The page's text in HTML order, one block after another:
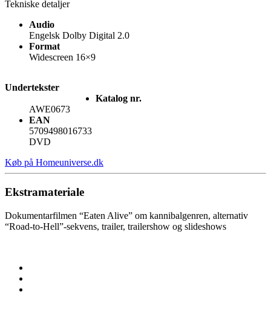
Tekniske detaljer
Audio
Engelsk Dolby Digital 2.0
Format
Widescreen 16×9
Undertekster
Katalog nr.
AWE0673
EAN
5709498016733
DVD
Køb på Homeuniverse.dk
Ekstramateriale
Dokumentarfilmen “Eaten Alive” om kannibalgenren, alternativ
“Road-to-Hell”-sekvens, trailer, trailershow og slideshows